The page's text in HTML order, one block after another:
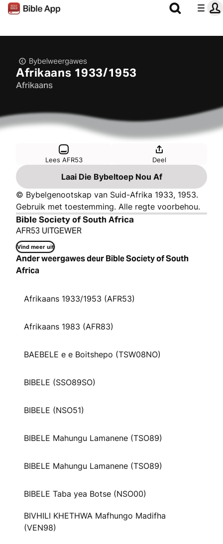
Bybelweergawes
Afrikaans 1933/1953
Afrikaans
Lees AFR53 Deel
Laai Die Bybeltoep Nou Af
© Bybelgenootskap van Suid-Afrika 1933, 1953.
Gebruik met toestemming. Alle regte voorbehou.
Bible Society of South Africa
AFR53 UITGEWER
Vind meer uit
Ander weergawes deur Bible Society of South
Africa
Afrikaans 1933/1953 (AFR53)
Afrikaans 1983 (AFR83)
BAEBELE e e Boitshepo (TSW08NO)
BIBELE (SSO89SO)
BIBELE (NSO51)
BIBELE Mahungu Lamanene (TSO89)
BIBELE Mahungu Lamanene (TSO89)
BIBELE Taba yea Botse (NSO00)
BIVHILI KHETHWA Mafhungo Madifha
(VEN98)